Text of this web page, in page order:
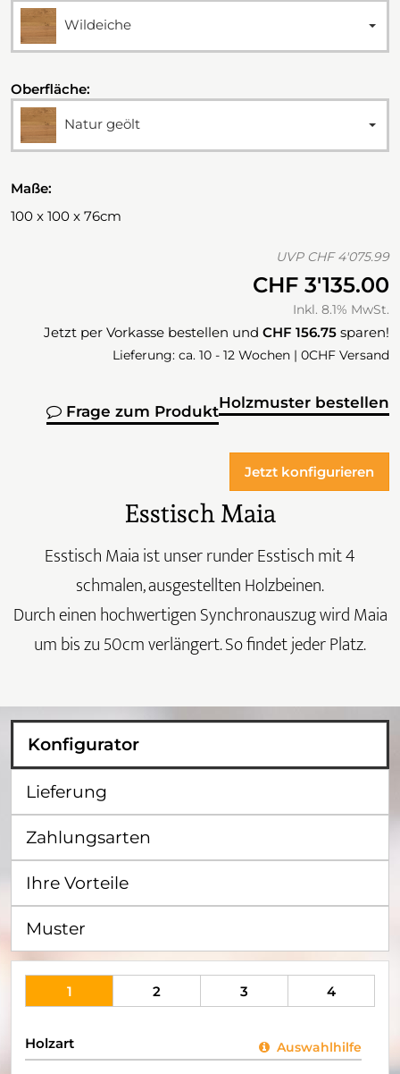
Wildeiche
Oberfläche:
Natur geölt
Maße:
100 x 100 x 76cm
UVP CHF 4'075.99
CHF 3'135.00
Inkl. 8.1% MwSt.
Jetzt per Vorkasse bestellen und CHF 156.75 sparen!
Lieferung: ca. 10 - 12 Wochen | 0CHF Versand
Holzmuster bestellen
Frage zum Produkt
Jetzt konfigurieren
Esstisch Maia
Esstisch Maia ist unser runder Esstisch mit 4
schmalen, ausgestellten Holzbeinen.
Durch einen hochwertigen Synchronauszug wird Maia
um bis zu 50cm verlängert. So findet jeder Platz.
Konfigurator
Lieferung
Zahlungsarten
Ihre Vorteile
Muster
1 2 3 4
Holzart Auswahlhilfe